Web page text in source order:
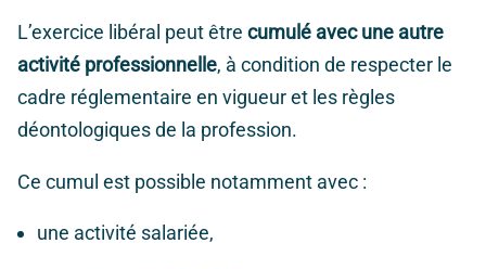
L’exercice libéral peut être cumulé avec une autre
activité professionnelle, à condition de respecter le
cadre réglementaire en vigueur et les règles
déontologiques de la profession.
Ce cumul est possible notamment avec :
une activité salariée,